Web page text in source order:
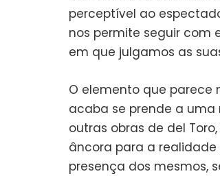
perceptível ao
nos permite seguir com
em que julgamos as
O elemento que parece
acaba se prende a uma
outras obras de del
âncora para a
presença dos mesmos,